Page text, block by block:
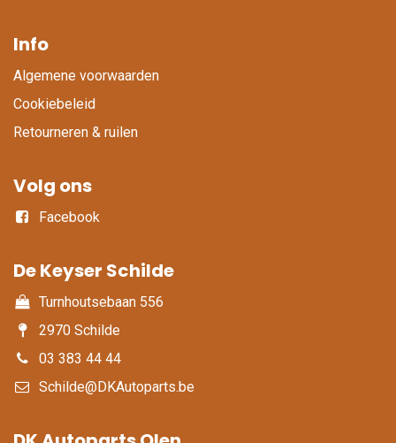
Info
Algemene voorwaarden
Cookiebeleid
Retourneren & ruilen
Volg ons
Facebook
De Keyser Schilde
Turnhoutsebaan 556
2970 Schilde
03 383 44 44
Schilde@DKAutoparts.be